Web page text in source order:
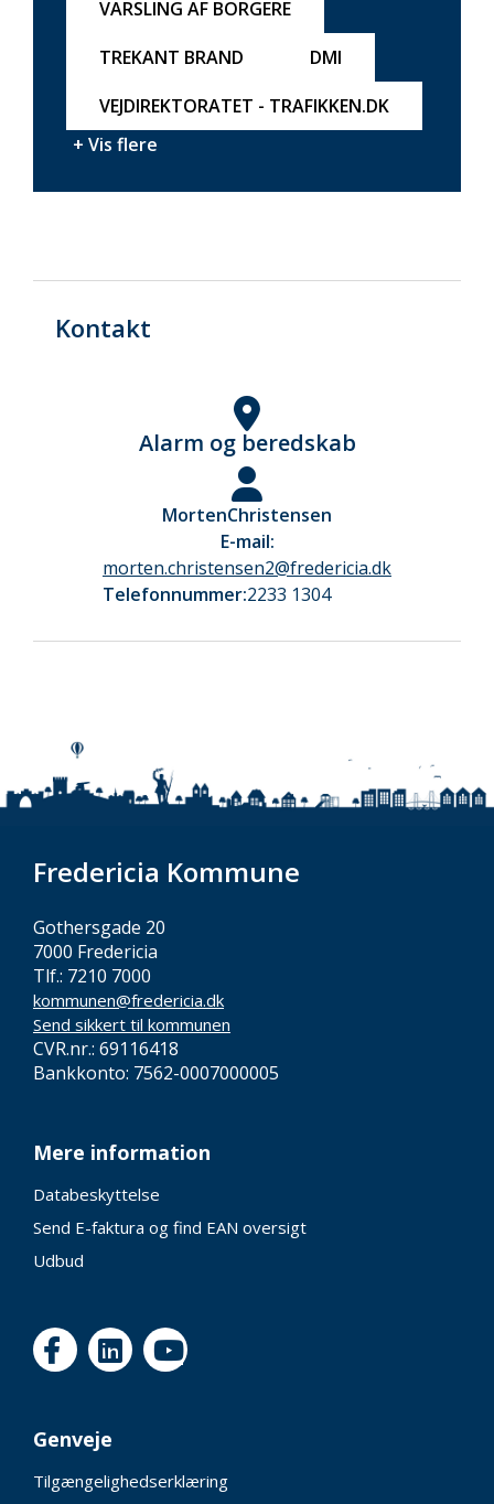
VARSLING AF BORGERE
TREKANT BRAND
DMI
VEJDIREKTORATET - TRAFIKKEN.DK
+ Vis flere
Kontakt
Alarm og beredskab
MortenChristensen
E-mail:
morten.christensen2@fredericia.dk
Telefonnummer:2233 1304
Fredericia Kommune
Gothersgade 20
7000 Fredericia
Tlf.: 7210 7000
kommunen@fredericia.dk
Send sikkert til kommunen
CVR.nr.: 69116418
Bankkonto: 7562-0007000005
Mere information
Databeskyttelse
Send E-faktura og find EAN oversigt
Udbud
Genveje
Tilgængelighedserklæring